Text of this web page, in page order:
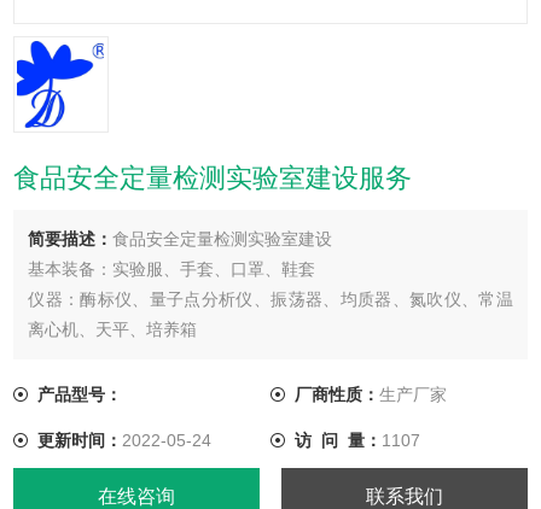
食品安全定量检测实验室建设服务
简要描述：食品安全定量检测实验室建设
基本装备：实验服、手套、口罩、鞋套
仪器：酶标仪、量子点分析仪、振荡器、均质器、氮吹仪、常温
离心机、天平、培养箱
玻璃瓶、塑料洗瓶、不掉屑毛巾或者纸巾、玻璃皿或者排槽、废
试剂：桶装纯化水、1M盐酸、1M*、甲醇、正己烷
产品型号： 厂商性质： 生产厂家
更新时间： 2022-05-24 访 问 量： 1107
在线咨询 联系我们